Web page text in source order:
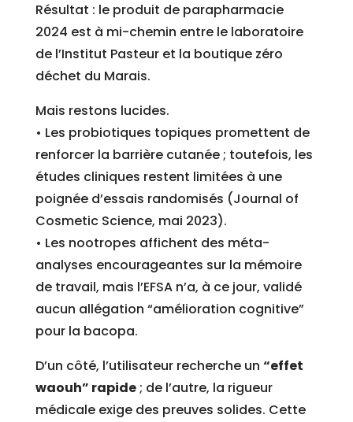
Résultat : le produit de parapharmacie
2024 est à mi-chemin entre le laboratoire
de l’Institut Pasteur et la boutique zéro
déchet du Marais.
Mais restons lucides.
• Les probiotiques topiques promettent de
renforcer la barrière cutanée ; toutefois, les
études cliniques restent limitées à une
poignée d’essais randomisés (Journal of
Cosmetic Science, mai 2023).
• Les nootropes affichent des méta-
analyses encourageantes sur la mémoire
de travail, mais l’EFSA n’a, à ce jour, validé
aucun allégation “amélioration cognitive”
pour la bacopa.
D’un côté, l’utilisateur recherche un “effet
waouh” rapide; de l’autre, la rigueur
médicale exige des preuves solides. Cette